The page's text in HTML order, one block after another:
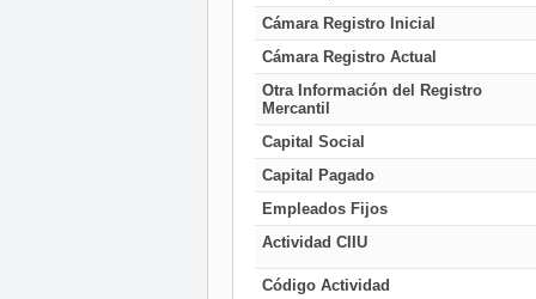
Cámara Registro Inicial
Cámara Registro Actual
Otra Información del Registro
Mercantil
Capital Social
Capital Pagado
Empleados Fijos
Actividad CIIU
Código Actividad